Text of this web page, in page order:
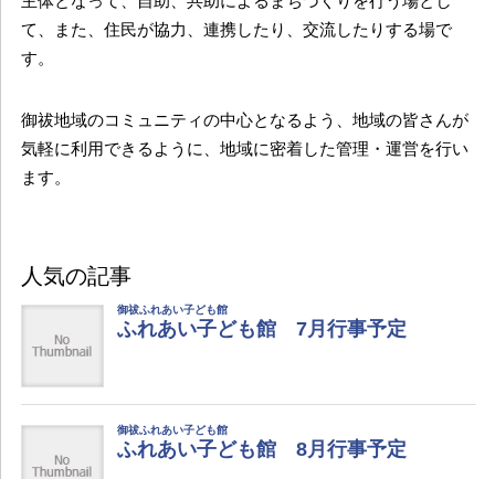
て、また、住民が協力、連携したり、交流したりする場で
す。
御祓地域のコミュニティの中心となるよう、地域の皆さんが
気軽に利用できるように、地域に密着した管理・運営を行い
ます。
人気の記事